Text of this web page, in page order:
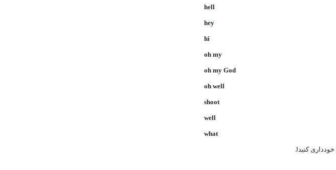
hell
hey
hi
oh my
oh my God
oh well
shoot
well
what